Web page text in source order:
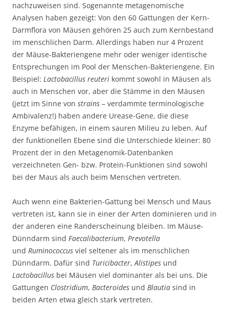
nachzuweisen sind. Sogenannte metagenomische
Analysen haben gezeigt: Von den 60 Gattungen der Kern-
Darmflora von Mäusen gehören 25 auch zum Kernbestand
im menschlichen Darm. Allerdings haben nur 4 Prozent
der Mäuse-Bakteriengene mehr oder weniger identische
Entsprechungen im Pool der Menschen-Bakteriengene. Ein
Beispiel: Lactobacillus reuteri kommt sowohl in Mäusen als
auch in Menschen vor, aber die Stämme in den Mäusen
(jetzt im Sinne von strains – verdammte terminologische
Ambivalenz!) haben andere Urease-Gene, die diese
Enzyme befähigen, in einem sauren Milieu zu leben. Auf
der funktionellen Ebene sind die Unterschiede kleiner: 80
Prozent der in den Metagenomik-Datenbanken
verzeichneten Gen- bzw. Protein-Funktionen sind sowohl
bei der Maus als auch beim Menschen vertreten.
Auch wenn eine Bakterien-Gattung bei Mensch und Maus
vertreten ist, kann sie in einer der Arten dominieren und in
der anderen eine Randerscheinung bleiben. Im Mäuse-
Dünndarm sind Faecalibacterium, Prevotella
und Ruminococcus viel seltener als im menschlichen
Dünndarm. Dafür sind Turicibacter,Alistipes und
Lactobacillus bei Mäusen viel dominanter als bei uns. Die
Gattungen Clostridium, Bacteroides und Blautia sind in
beiden Arten etwa gleich stark vertreten.